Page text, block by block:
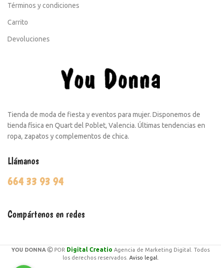
Términos y condiciones
Carrito
Devoluciones
Tienda de moda de fiesta y eventos para mujer. Disponemos de
tienda física en Quart del Poblet, Valencia. Últimas tendencias en
ropa, zapatos y complementos de chica.
Llámanos
664 33 93 94
Compártenos en redes
YOU DONNA POR Digital Creatio Agencia de Marketing Digital. Todos
los derechos reservados. Aviso legal.